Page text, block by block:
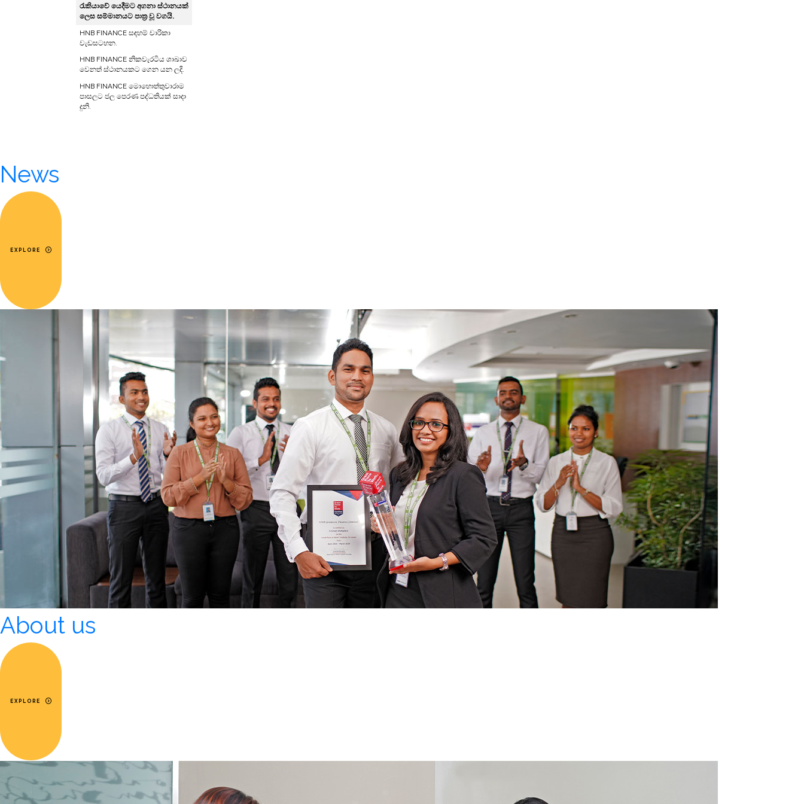
රැකියාවේ යෙදීමට අගනා ස්ථානයක්
ලෙස සම්මානයට පාත්‍ර වූ වගයි.
HNB FINANCE සඳහම් චාරිකා
වැඩසටහන.
HNB FINANCE නිකවැරටිය ශාඛාව
වෙනත් ස්ථානයකට ගෙන යන ලදි.
HNB FINANCE මොහොත්තුවාරාම
පාසලට ජල පෙරණ පද්ධතියක් සාදා
දුනි.
News
EXPLORE
About us
EXPLORE